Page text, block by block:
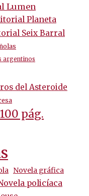
Lumen
Planeta
Seix Barral
argentinos
del Asteroide
pág.
Novela gráfica
policíaca